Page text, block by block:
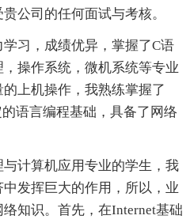
公司的任何面试与考核。
习，成绩优异，掌握了C语
操作系统，微机系统等专业
上机操作，我熟练掌握了
语言编程基础，具备了网络
计算机应用专业的学生，我
发挥巨大的作用，所以，业
知识。首先，在Internet基础